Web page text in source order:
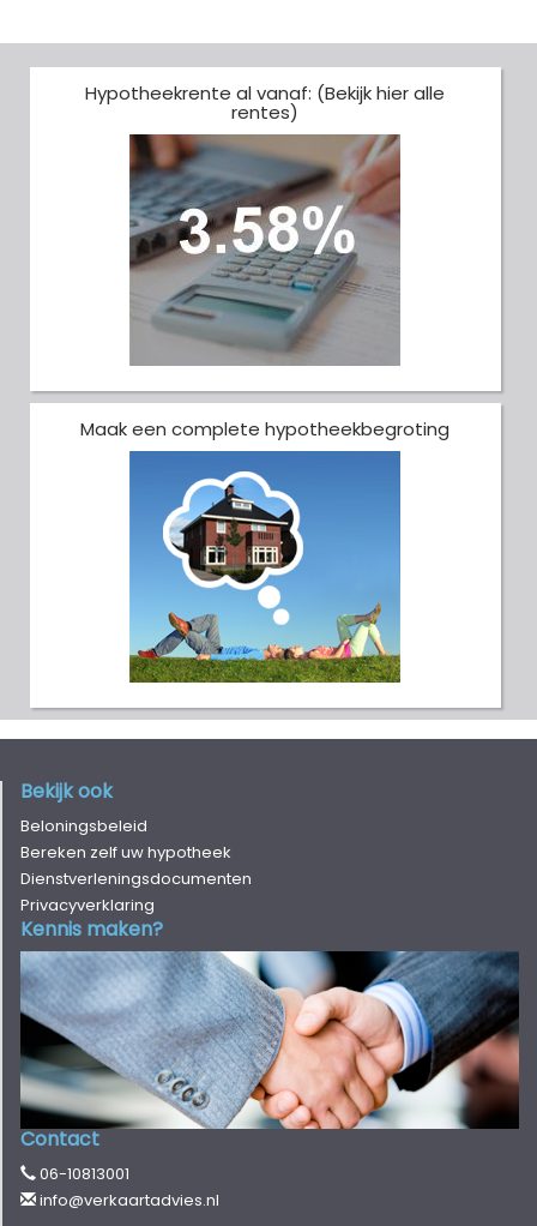
Hypotheekrente al vanaf: (Bekijk hier alle
rentes)
Maak een complete hypotheekbegroting
Bekijk ook
Beloningsbeleid
Bereken zelf uw hypotheek
Dienstverleningsdocumenten
Privacyverklaring
Kennis maken?
Contact
06-10813001
info@verkaartadvies.nl